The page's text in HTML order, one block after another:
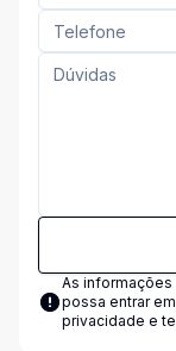
As informações
possa entrar
privacidade e